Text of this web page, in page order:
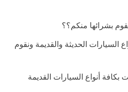
بشرائها منكم؟؟
السيارات الحديثة والقديمة ونقوم
أنواع السيارات القديمة